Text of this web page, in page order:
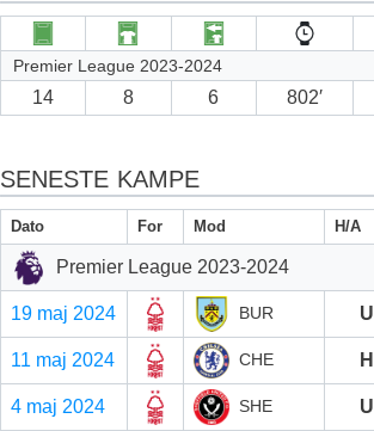
Premier League 2023-2024
14 8 6 802′
SENESTE KAMPE
Dato For Mod H/A
Premier League 2023-2024
19 maj 2024 BUR U
11 maj 2024 CHE H
4 maj 2024 SHE U